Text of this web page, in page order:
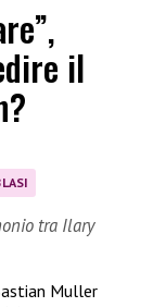
il
tra Ilary
Muller